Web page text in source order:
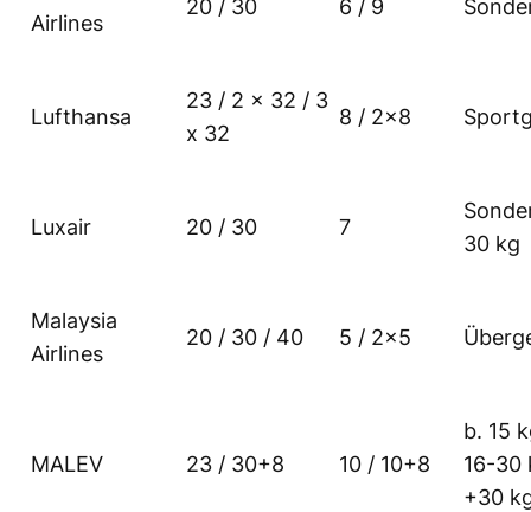
Airlines
20 / 30 6 / 9
Lufthansa
23 / 2 x 32 / 3
x 32
8 / 2×8
Luxair 20 / 30 7
30 kg
Malaysia
Airlines
20 / 30 / 40 5 / 2×5
MALEV 23 / 30+8 10 / 10+8
b. 15
16-30
+30